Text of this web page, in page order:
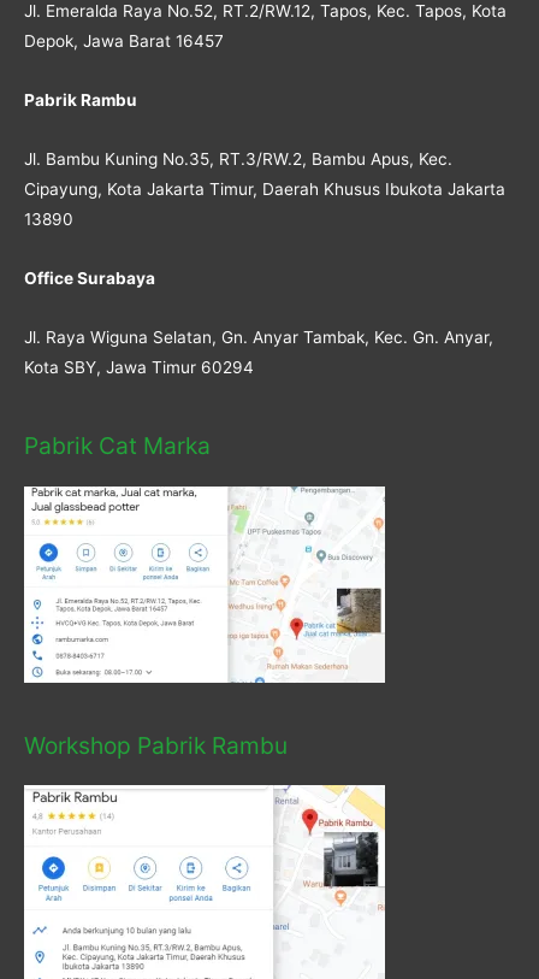
Jl. Emeralda Raya No.52, RT.2/RW.12, Tapos, Kec. Tapos, Kota
Depok, Jawa Barat 16457
Pabrik Rambu
Jl. Bambu Kuning No.35, RT.3/RW.2, Bambu Apus, Kec.
Cipayung, Kota Jakarta Timur, Daerah Khusus Ibukota Jakarta
13890
Office Surabaya
Jl. Raya Wiguna Selatan, Gn. Anyar Tambak, Kec. Gn. Anyar,
Kota SBY, Jawa Timur 60294
Pabrik Cat Marka
Workshop Pabrik Rambu